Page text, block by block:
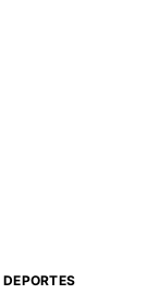
DEPORTES